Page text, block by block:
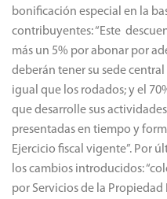
bonificación especial en la
contribuyentes: “Este
más un 5% por abonar por
deberán tener su sede
igual que los rodados; y el
que desarrolle sus
presentadas en tiempo y
Ejercicio fiscal vigente”. Por
los cambios introducidos:
por Servicios de la